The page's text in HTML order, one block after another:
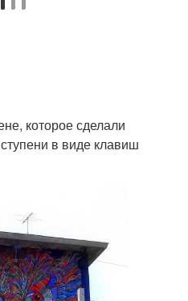
которое сделали
в виде клавиш